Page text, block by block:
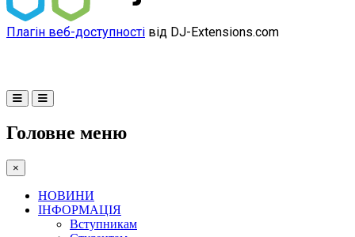
Плагін веб-доступності від DJ-Extensions.com
Головне меню
×
НОВИНИ
ІНФОРМАЦІЯ
Вступникам